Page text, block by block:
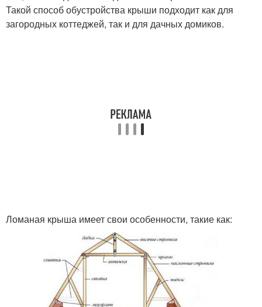
Такой способ обустройства крыши подходит как для
загородных коттеджей, так и для дачных домиков.
Ломаная крыша имеет свои особенности, такие как: